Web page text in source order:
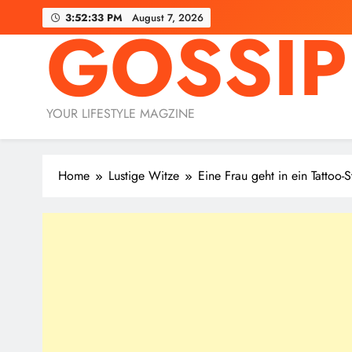
3:52:34 PM August 7, 2026
GOSSIP
YOUR LIFESTYLE MAGZINE
Home Lustige Witze Eine Frau geht in ein Tattoo-